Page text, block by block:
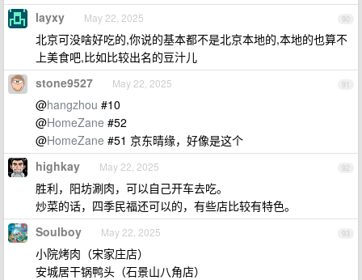
90
layxy May 22, 2025
北京可没啥好吃的,你说的基本都不是北京本地的,本地的也算不
上美食吧,比如比较出名的豆汁儿
91
stone9527 May 22, 2025
@hangzhou #10
@HomeZane #52
@HomeZane #51 京东晴缘，好像是这个
92
highkay May 22, 2025
胜利，阳坊涮肉，可以自己开车去吃。
炒菜的话，四季民福还可以的，有些店比较有特色。
93
Soulboy May 22, 2025
小院烤肉（宋家庄店）
安城居干锅鸭头（石景山八角店）